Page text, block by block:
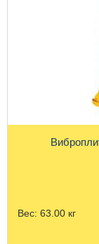
Вес: 63.00 кг